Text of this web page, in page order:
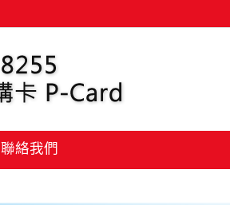
聯絡我們